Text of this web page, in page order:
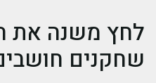
לחץ משנה את
שחקנים